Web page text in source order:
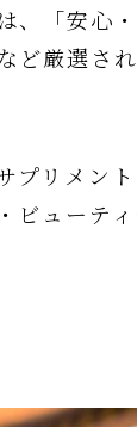
、「安心
ど厳選さ
プリメン
ビューテ